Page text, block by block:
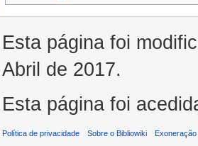
Esta página foi
Abril de 2017.
Esta página foi
Política de privacidade Sobre o Bibliowiki